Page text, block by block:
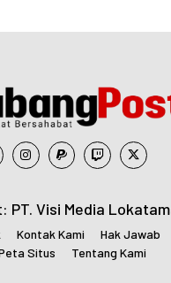
PT. Visi Media
Kontak Kami
Hak Jawab
Situs Tentang Kami